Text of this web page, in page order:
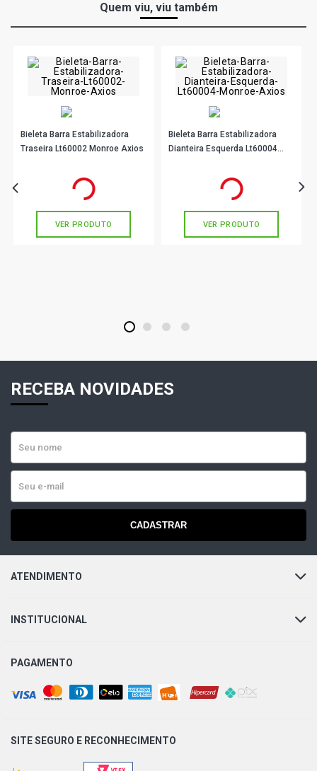
Quem viu, viu também
Bieleta Barra Estabilizadora
Traseira Lt60002 Monroe Axios
em até 1x de
VER PRODUTO
Bieleta Barra Estabilizadora
Dianteira Esquerda Lt60004
em até 1x de
VER PRODUTO
1 2 3 4
RECEBA NOVIDADES
CADASTRAR
ATENDIMENTO
INSTITUCIONAL
PAGAMENTO
SITE SEGURO E RECONHECIMENTO